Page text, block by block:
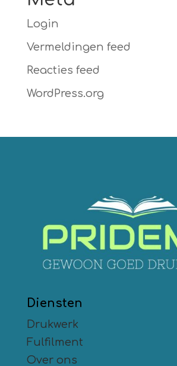
Login
Vermeldingen feed
Reacties feed
WordPress.org
Diensten
Drukwerk
Fulfilment
Over ons